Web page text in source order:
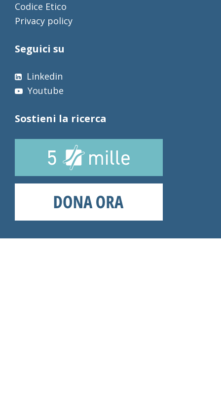
Codice Etico
Privacy policy
Seguici su
Linkedin
Youtube
Sostieni la ricerca